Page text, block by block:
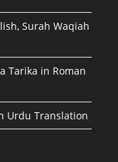
Surah Waqiah
Tarika in Roman
Urdu Translation